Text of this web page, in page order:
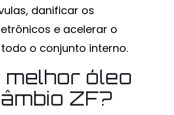
danificar os
e acelerar o
o conjunto interno.
melhor óleo
ZF?